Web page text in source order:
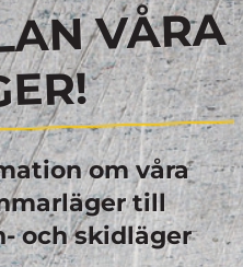
VÅRA
om våra
till
och skidläger